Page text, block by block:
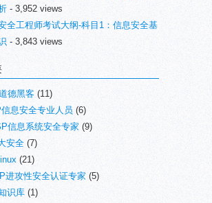
- 3,952 views
全工程师考试大纲-科目1：信息安全基
- 3,843 views
德黑客 (11)
息安全专业人员 (6)
信息系统安全专家 (9)
安全 (7)
(21)
进攻性安全认证专家 (5)
识库 (1)